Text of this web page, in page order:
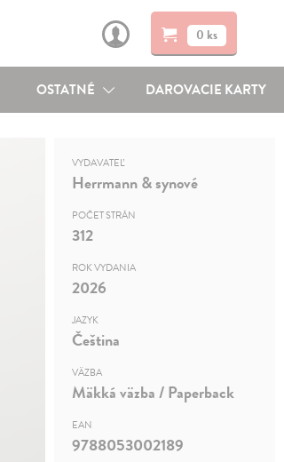
0 ks
OSTATNÉ DAROVACIE KARTY
VYDAVATEĽ
Herrmann & synové
POČET STRÁN
312
ROK VYDANIA
2026
JAZYK
Čeština
VÄZBA
Mäkká väzba / Paperback
EAN
9788053002189